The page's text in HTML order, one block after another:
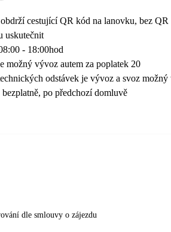
cestující QR kód na lanovku, bez QR
uskutečnit
- 18:00hod
možný vývoz autem za poplatek 20
odstávek je vývoz a svoz možný
po předchozí domluvě
dle smlouvy o zájezdu